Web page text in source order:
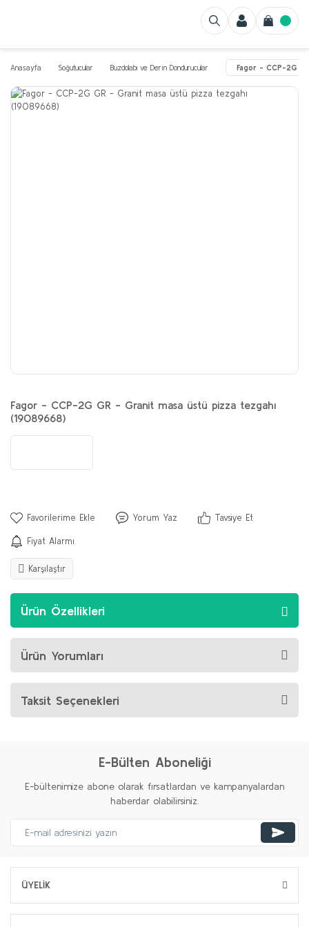
Anasayfa Soğutucular Buzdolabı ve Derin Dondurucular Fagor - CCP-2G
Fagor - CCP-2G GR - Granit masa üstü pizza tezgahı
(19089668)
Yorum Yaz Tavsiye Et
Fiyat Alarmı
Karşılaştır
Ürün Özellikleri
Ürün Yorumları
Taksit Seçenekleri
E-Bülten Aboneliği
E-bültenimize abone olarak fırsatlardan ve kampanyalardan
haberdar olabilirsiniz.
ÜYELİK